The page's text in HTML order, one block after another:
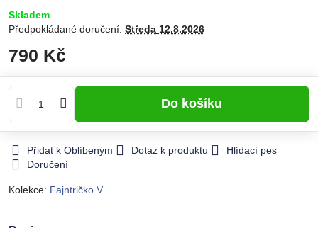
Skladem
Předpokládané doručení: Středa 12.8.2026
790 Kč
Do košíku
Přidat k Oblíbeným Dotaz k produktu
Hlídací pes
Doručení
Kolekce: Fajntričko V